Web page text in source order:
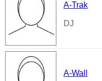
A-Trak
DJ
A-Wall